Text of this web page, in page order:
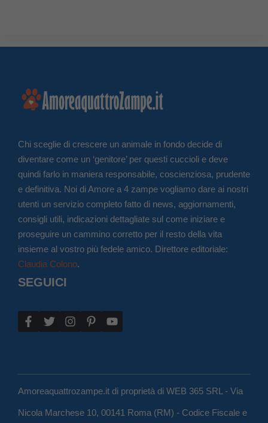
Chi sceglie di crescere un animale in fondo decide di
diventare come un ‘genitore’ per questi cuccioli e deve
quindi farlo in maniera responsabile, coscienziosa, prudente
e definitiva. Noi di Amore a 4 zampe vogliamo dare ai nostri
utenti un servizio completo fatto di news, aggiornamenti,
consigli utili, indicazioni dettagliate sul come iniziare e
proseguire un cammino corretto per il resto della vita
insieme al vostro più fedele amico. Direttore editoriale:
Claudia Colono.
SEGUICI
Amoreaquattrozampe.it di proprietà di WEB 365 SRL - Via
Nicola Marchese 10, 00141 Roma (RM) - Codice Fiscale e